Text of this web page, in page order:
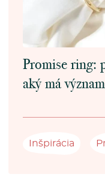
Promise ring:
aký má
Inšpirácia